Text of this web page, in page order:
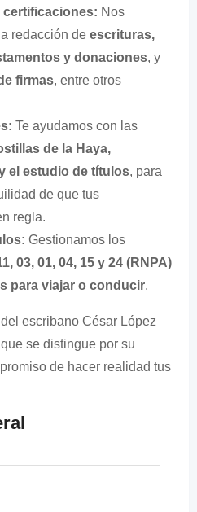
certificaciones: Nos
redacción de escrituras,
y donaciones, y
firmas, entre otros
Te ayudamos con las
de la Haya,
el estudio de títulos, para
de que tus
regla.
Gestionamos los
03, 01, 04, 15 y 24 (RNPA)
para viajar o conducir.
escribano César López
se distingue por su
de hacer realidad tus